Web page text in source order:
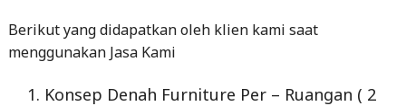
Berikut yang didapatkan oleh klien kami saat
menggunakan Jasa Kami
Konsep Denah Furniture Per – Ruangan ( 2